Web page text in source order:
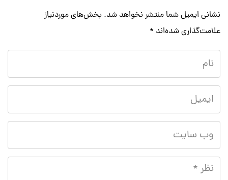
نشانی ایمیل شما منتشر نخواهد شد. بخش‌های موردنیاز
علامت‌گذاری شده‌اند *